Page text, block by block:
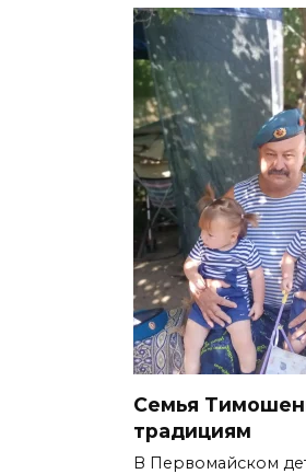
Семья
традициям
В Первомайском